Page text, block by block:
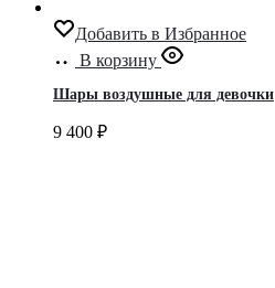
Добавить в Избранное
В корзину
Шары воздушные для девочки
9 400 ₽